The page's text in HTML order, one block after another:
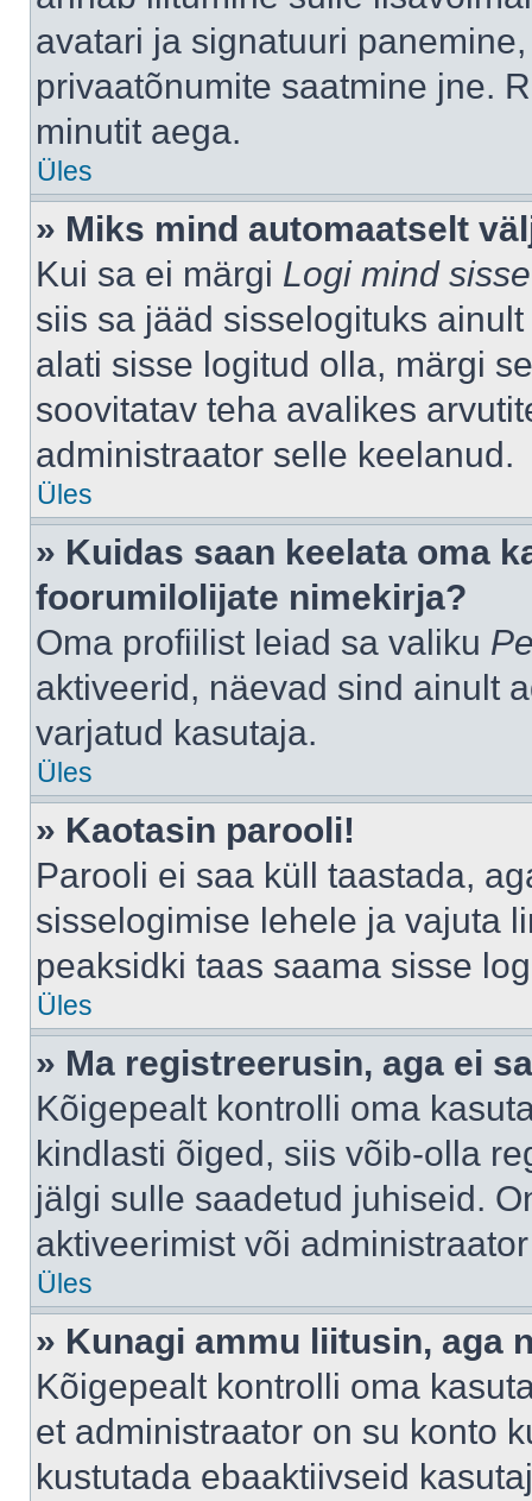
avatari ja signatuuri
privaatõnumite saatmine jne.
minutit aega.
Üles
» Miks mind automaatselt
Kui sa ei märgi Logi mind
siis sa jääd sisselogituks
alati sisse logitud olla, märgi
soovitatav teha avalikes
administraator selle keelanud.
Üles
» Kuidas saan keelata oma
foorumilolijate nimekirja?
Oma profiilist leiad sa valiku
aktiveerid, näevad sind ainult
varjatud kasutaja.
Üles
» Kaotasin parooli!
Parooli ei saa küll taastada,
sisselogimise lehele ja vajuta
peaksidki taas saama sisse
Üles
» Ma registreerusin, aga ei
Kõigepealt kontrolli oma
kindlasti õiged, siis võib-olla
jälgi sulle saadetud juhiseid.
aktiveerimist või
Üles
» Kunagi ammu liitusin, aga
Kõigepealt kontrolli oma
et administraator on su konto
kustutada ebaaktiivseid